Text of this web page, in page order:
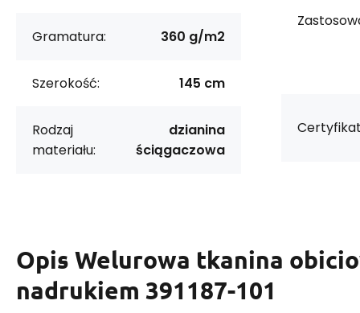
Gramatura: 360 g/m2
Szerokość: 145 cm
Rodzaj
materiału:
dzianina
ściągaczowa
Opis Welurowa tkanina
nadrukiem 391187-101